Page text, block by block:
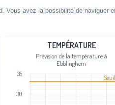
Vous avez la possibilité de naviguer
Line chart with 94 data points.
Prévision de la température à
View as data table, Température
The chart has 1 X axis displaying
The chart has 1 Y axis displaying
TEMPÉRATURE
Prévision de la température à
Ebblinghem
30
35